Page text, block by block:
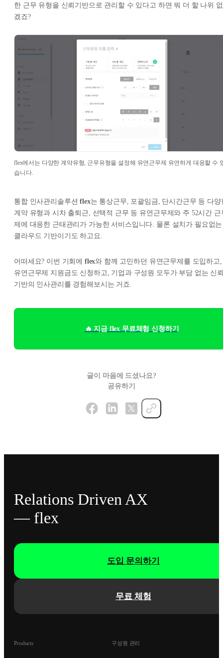
한 근무 유형을 신뢰기반으로 관리할 수 있다고 하면 뭐 더 할 나위 없
겠죠?
flex에서는 다양한 계약유형, 근무유형을 설정해 유연근무제 유연하게 대응할 수
습니다.
통합 인사관리솔루션flex는 통상근무, 포괄임금, 단시간근무 등 다양
계약 유형과 시차 출퇴근, 선택적 근무 등 유연근무제와 주 52시간 근
제에 대응한 근태관리가 가능한 서비스입니다. 물론 설치가 필요없는
클라우드 기반이기도 하고요.
어떠세요? 이번 기회에 flex와 함께 고민하던 유연근무제를 도입하고,
유연근무제 지원금도 신청하고, 기업과 구성원 모두가 부담 없는 신
기반의 인사관리를 경험해보시는 거죠.
🔥 지금 flex 무료체험 신청하기
글이 마음에 드셨나요?
공유하기
Relations Driven AX
— flex
무료 체험
도입 문의하기
Products 구성원 관리